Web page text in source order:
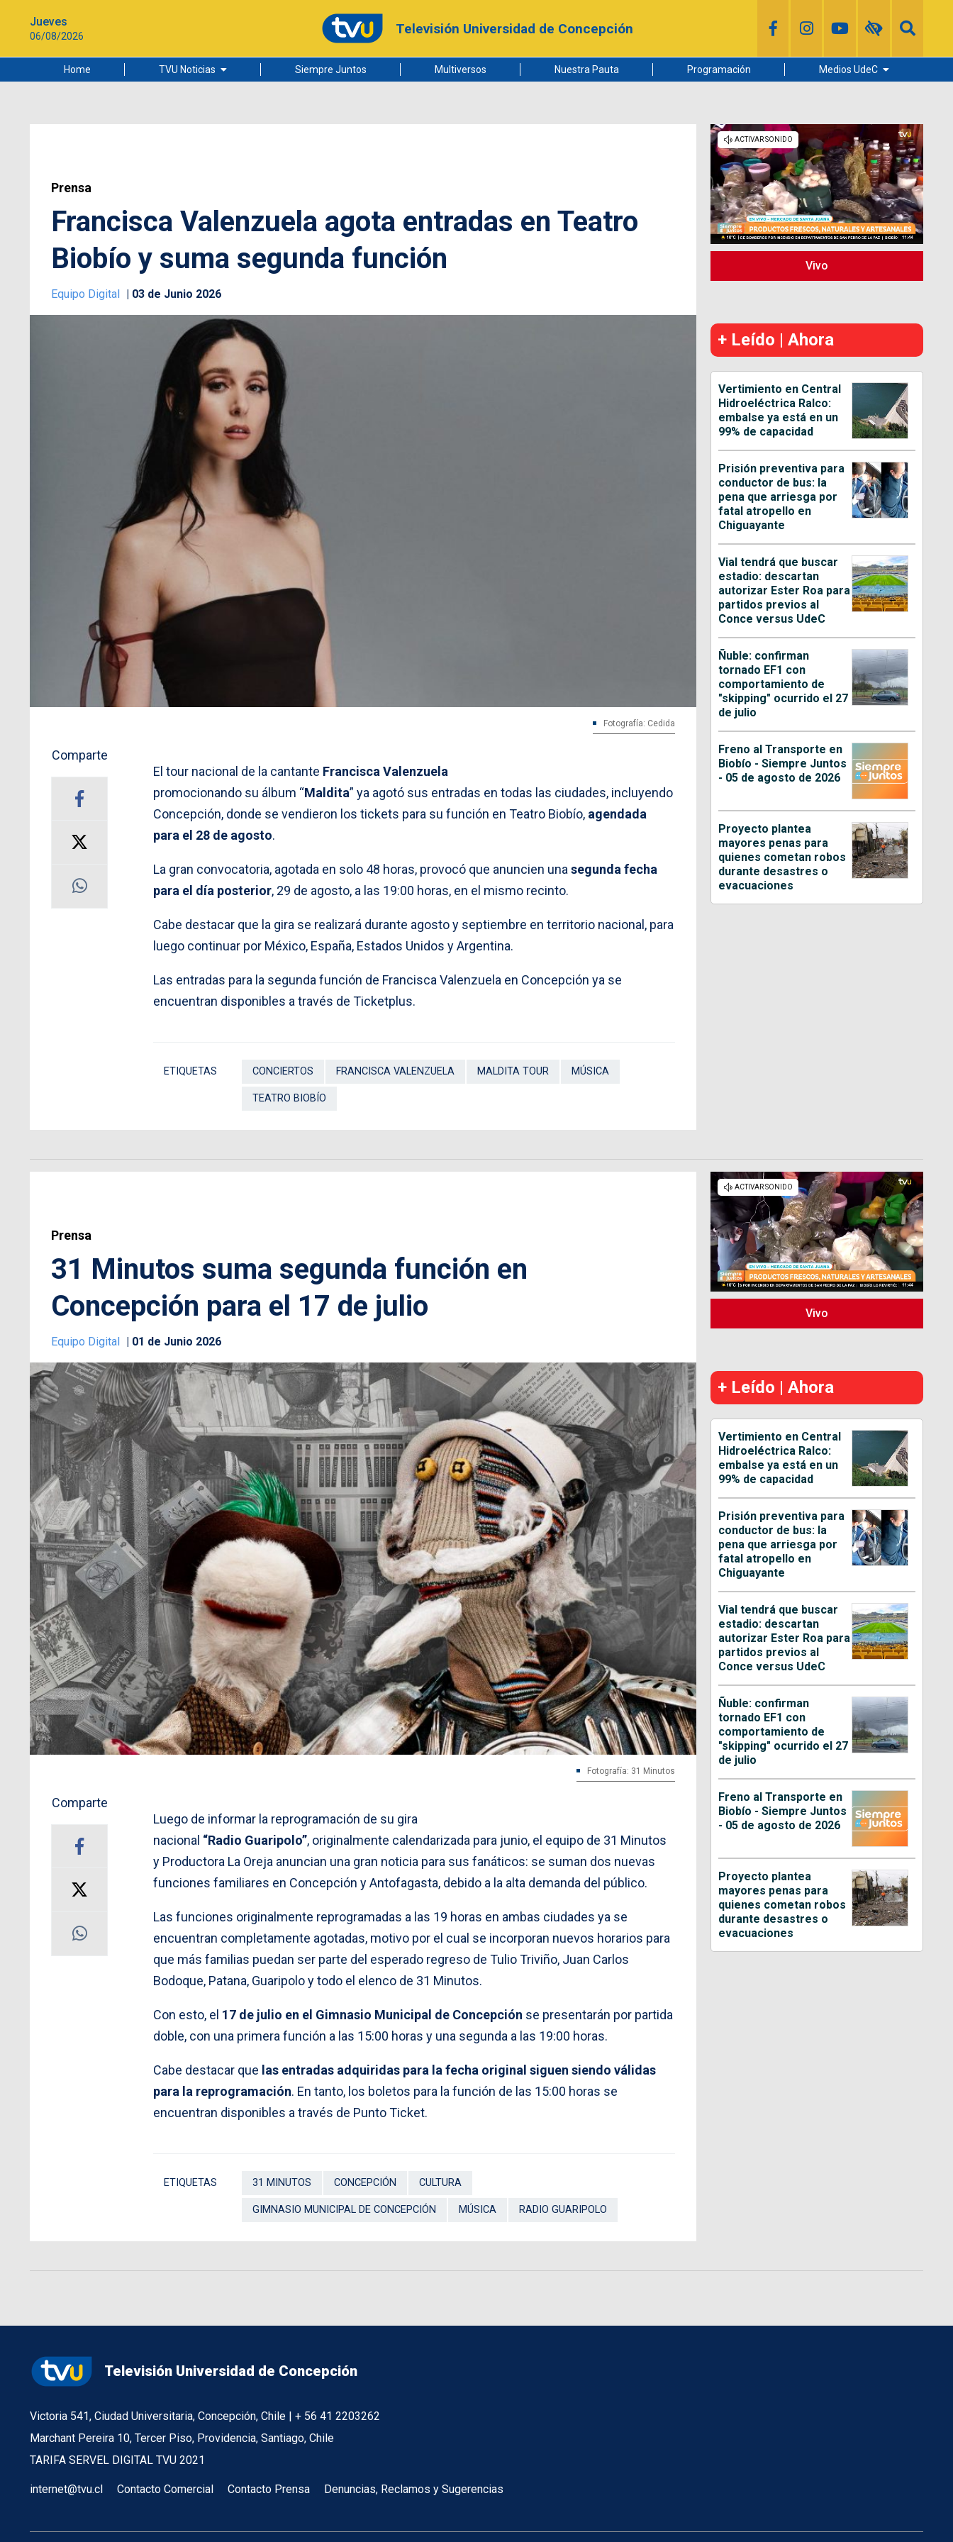
Jueves
06/08/2026 Televisión Universidad de Concepción
Home TVU Noticias
Ciudad
Siempre Juntos Multiversos Nuestra Pauta Programación Medios UdeC
Radio UdeC
Noticias UdeC
La Discusión
Prensa
Francisca Valenzuela agota entradas en Teatro
Biobío y suma segunda función
Equipo Digital 03 de Junio 2026
Fotografía: Cedida
Comparte
El tour nacional de la cantante Francisca Valenzuela
promocionando su álbum “Maldita” ya agotó sus entradas en todas las ciudades, incluyendo
Concepción, donde se vendieron los tickets para su función en Teatro Biobío, agendada
para el 28 de agosto.
La gran convocatoria, agotada en solo 48 horas, provocó que anuncien una segunda fecha
para el día posterior, 29 de agosto, a las 19:00 horas, en el mismo recinto.
Cabe destacar que la gira se realizará durante agosto y septiembre en territorio nacional, para
luego continuar por México, España, Estados Unidos y Argentina.
Las entradas para la segunda función de Francisca Valenzuela en Concepción ya se
encuentran disponibles a través de Ticketplus.
ETIQUETAS CONCIERTOS FRANCISCA VALENZUELA MALDITA TOUR MÚSICA
TEATRO BIOBÍO
Vivo
+ Leído | Ahora
Vertimiento en Central
Hidroeléctrica Ralco:
embalse ya está en un
99% de capacidad
Prisión preventiva para
conductor de bus: la
pena que arriesga por
fatal atropello en
Chiguayante
Vial tendrá que buscar
estadio: descartan
autorizar Ester Roa para
partidos previos al
Conce versus UdeC
Ñuble: confirman
tornado EF1 con
comportamiento de
"skipping" ocurrido el 27
de julio
Freno al Transporte en
Biobío - Siempre Juntos
- 05 de agosto de 2026
Proyecto plantea
mayores penas para
quienes cometan robos
durante desastres o
evacuaciones
Prensa
31 Minutos suma segunda función en
Concepción para el 17 de julio
Equipo Digital 01 de Junio 2026
Fotografía: 31 Minutos
Comparte
Luego de informar la reprogramación de su gira
nacional “Radio Guaripolo”, originalmente calendarizada para junio, el equipo de 31 Minutos
y Productora La Oreja anuncian una gran noticia para sus fanáticos: se suman dos nuevas
funciones familiares en Concepción y Antofagasta, debido a la alta demanda del público.
Las funciones originalmente reprogramadas a las 19 horas en ambas ciudades ya se
encuentran completamente agotadas, motivo por el cual se incorporan nuevos horarios para
que más familias puedan ser parte del esperado regreso de Tulio Triviño, Juan Carlos
Bodoque, Patana, Guaripolo y todo el elenco de 31 Minutos.
Con esto, el 17 de julio en el Gimnasio Municipal de Concepción se presentarán por partida
doble, con una primera función a las 15:00 horas y una segunda a las 19:00 horas.
Cabe destacar que las entradas adquiridas para la fecha original siguen siendo válidas
para la reprogramación. En tanto, los boletos para la función de las 15:00 horas se
encuentran disponibles a través de Punto Ticket.
ETIQUETAS 31 MINUTOS CONCEPCIÓN CULTURA
GIMNASIO MUNICIPAL DE CONCEPCIÓN MÚSICA RADIO GUARIPOLO
Vivo
+ Leído | Ahora
Vertimiento en Central
Hidroeléctrica Ralco:
embalse ya está en un
99% de capacidad
Prisión preventiva para
conductor de bus: la
pena que arriesga por
fatal atropello en
Chiguayante
Vial tendrá que buscar
estadio: descartan
autorizar Ester Roa para
partidos previos al
Conce versus UdeC
Ñuble: confirman
tornado EF1 con
comportamiento de
"skipping" ocurrido el 27
de julio
Freno al Transporte en
Biobío - Siempre Juntos
- 05 de agosto de 2026
Proyecto plantea
mayores penas para
quienes cometan robos
durante desastres o
evacuaciones
Televisión Universidad de Concepción
Victoria 541, Ciudad Universitaria, Concepción, Chile | + 56 41 2203262
Marchant Pereira 10, Tercer Piso, Providencia, Santiago, Chile
TARIFA SERVEL DIGITAL TVU 2021
internet@tvu.cl Contacto Comercial Contacto Prensa Denuncias, Reclamos y Sugerencias